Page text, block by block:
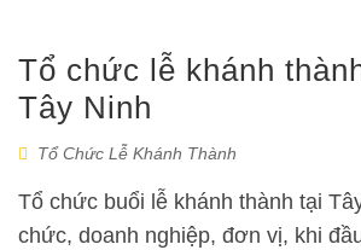
Tổ chức lễ khánh
Tây Ninh
Tổ Chức Lễ Khánh Thành
Tổ chức buổi lễ khánh thành tại
chức, doanh nghiệp, đơn vị, khi